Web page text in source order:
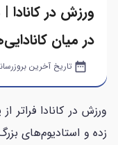
ورزش در
در میان
date_range تاریخ آخرین
ورزش در کانادا
زده و استادیوم‌های